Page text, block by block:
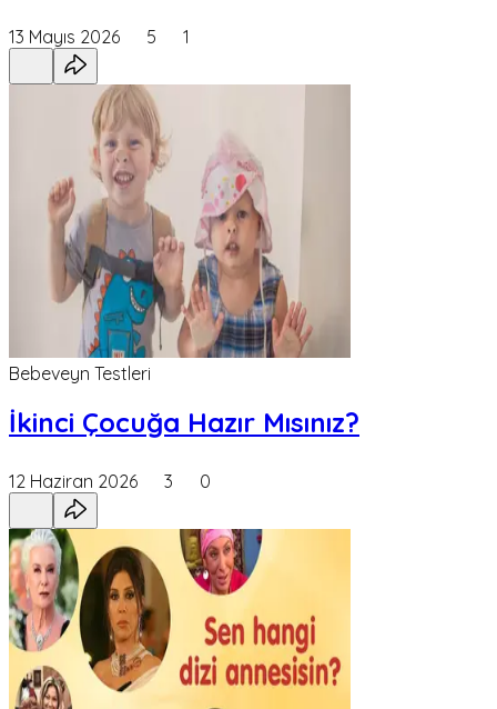
13 Mayıs 2026 5 1
Bebeveyn Testleri
İkinci Çocuğa Hazır Mısınız?
12 Haziran 2026 3 0